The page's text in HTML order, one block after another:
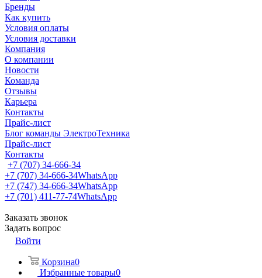
Бренды
Как купить
Условия оплаты
Условия доставки
Компания
О компании
Новости
Команда
Отзывы
Карьера
Контакты
Прайс-лист
Блог команды ЭлектроТехника
Прайс-лист
Контакты
+7 (707) 34-666-34
+7 (707) 34-666-34WhatsApp
+7 (747) 34-666-34WhatsApp
+7 (701) 411-77-74WhatsApp
Заказать звонок
Задать вопрос
Войти
Корзина0
Избранные товары0